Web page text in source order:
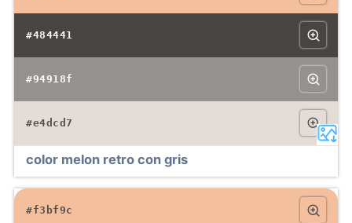
#484441
#94918f
#e4dcd7
color melon retro con gris
#f3bf9c